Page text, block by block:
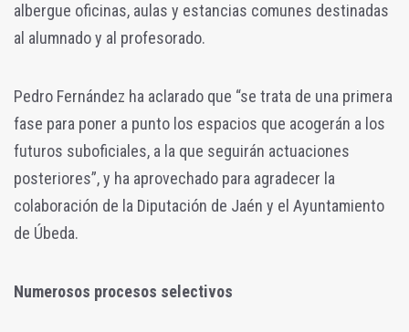
albergue oficinas, aulas y estancias comunes destinadas
al alumnado y al profesorado.
Pedro Fernández ha aclarado que “se trata de una primera
fase para poner a punto los espacios que acogerán a los
futuros suboficiales, a la que seguirán actuaciones
posteriores”, y ha aprovechado para agradecer la
colaboración de la Diputación de Jaén y el Ayuntamiento
de Úbeda.
Numerosos procesos selectivos